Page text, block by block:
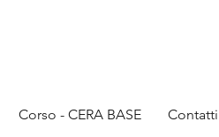
Corso - CERA BASE Contatti